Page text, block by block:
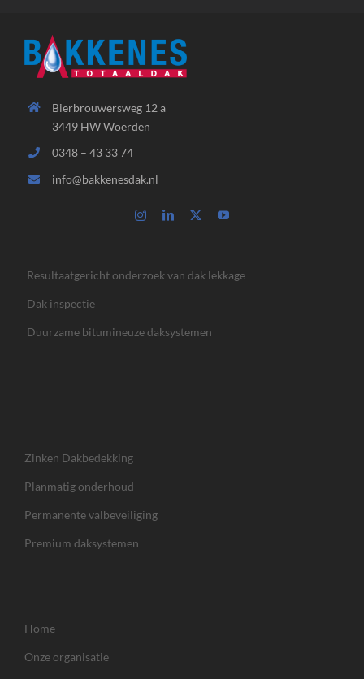
Bierbrouwersweg 12 a
3449 HW Woerden
0348 – 43 33 74
info@bakkenesdak.nl
Resultaatgericht onderzoek van dak lekkage
Dak inspectie
Duurzame bitumineuze daksystemen
Zinken Dakbedekking
Planmatig onderhoud
Permanente valbeveiliging
Premium daksystemen
Home
Onze organisatie